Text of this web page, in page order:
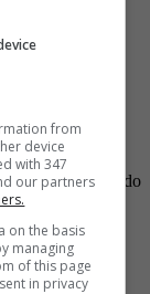
de haber abusado
‘Zoey 101′,
gestación,
from
device
with 347
our partners
on the basis
managing
of this page
in privacy